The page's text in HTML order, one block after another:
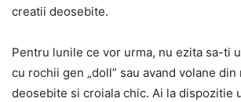
creatii deosebite.
Pentru lunile ce vor urma, nu ezita sa-ti
cu rochii gen „doll” sau avand volane din
deosebite si croiala chic. Ai la dispozitie